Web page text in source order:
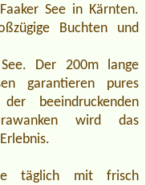
See in Kärnten.
Buchten und
Der 200m lange
garantieren pures
beeindruckenden
wird das
täglich mit frisch